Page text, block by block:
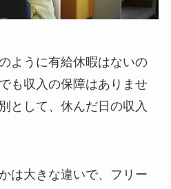
ように有給休暇はないの
も収入の保障はありませ
として、休んだ日の収入
は大きな違いで、フリー